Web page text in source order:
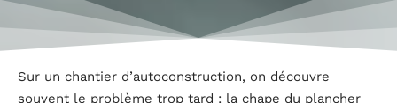
Sur un chantier d’autoconstruction, on découvre
souvent le problème trop tard : la chape du plancher